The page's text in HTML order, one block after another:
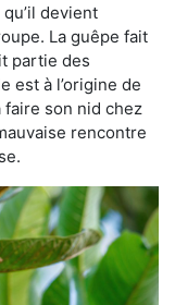
devient
La guêpe fait
partie des
est à l’origine de
son nid chez
rencontre